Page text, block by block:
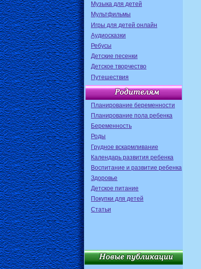
Музыка для детей
Мультфильмы
Игры для детей онлайн
Аудиосказки
Ребусы
Детские песенки
Детское творчество
Путешествия
Планирование беременности
Планирование пола ребенка
Беременность
Роды
Грудное вскармливание
Календарь развития ребенка
Воспитание и развитие ребенка
Здоровье
Детское питание
Покупки для детей
Статьи